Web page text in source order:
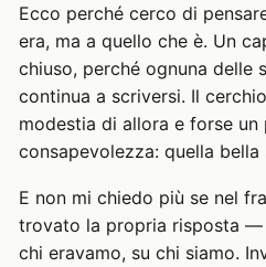
Ecco perché cerco di
era, ma a quello che è. Un
chiuso, perché ognuna delle
continua a scriversi. Il
modestia di allora e forse un
consapevolezza: quella
E non mi chiedo più se nel
trovato la propria risposta —
chi eravamo, su chi siamo.